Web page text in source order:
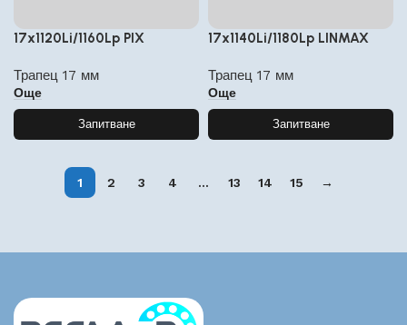
17x1120Li/1160Lp PIX
Трапец 17 мм
Още
Запитване
17x1140Li/1180Lp LINMAX
Трапец 17 мм
Още
Запитване
1 2 3 4 … 13 14 15 →